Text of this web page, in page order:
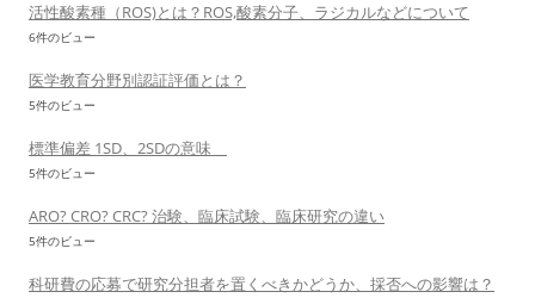
活性酸素種（ROS)とは？ROS,酸素分子、ラジカルなどについて
6件のビュー
医学教育分野別認証評価とは？
5件のビュー
標準偏差 1SD、2SDの意味
5件のビュー
ARO? CRO? CRC? 治験、臨床試験、臨床研究の違い
5件のビュー
科研費の応募で研究分担者を置くべきかどうか、採否への影響は？